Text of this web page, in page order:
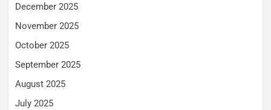
December 2025
November 2025
October 2025
September 2025
August 2025
July 2025